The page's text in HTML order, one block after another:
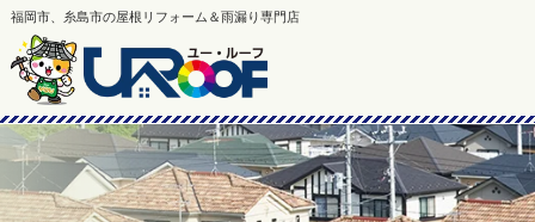
福岡市、糸島市の屋根リフォーム＆雨漏り専門店